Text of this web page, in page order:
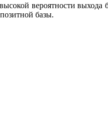
вероятности
базы.